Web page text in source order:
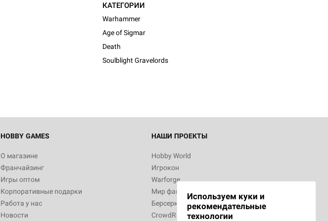
КАТЕГОРИИ
Warhammer
Age of Sigmar
Death
Soulblight Gravelords
HOBBY GAMES
О магазине
Франчайзинг
Игры оптом
Корпоративные подарки
Работа у нас
Новости
НАШИ ПРОЕКТЫ
Hobby World
Игрокон
Warforge
Мир фантастики
Берсерк
CrowdRepublic
Используем куки и
рекомендательные
технологии